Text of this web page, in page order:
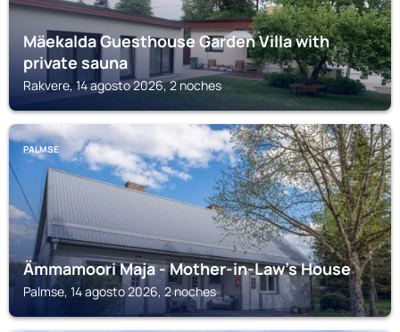
Mäekalda Guesthouse Garden Villa with
private sauna
Rakvere, 14 agosto 2026, 2 noches
PALMSE
Ämmamoori Maja - Mother-in-Law's House
Palmse, 14 agosto 2026, 2 noches